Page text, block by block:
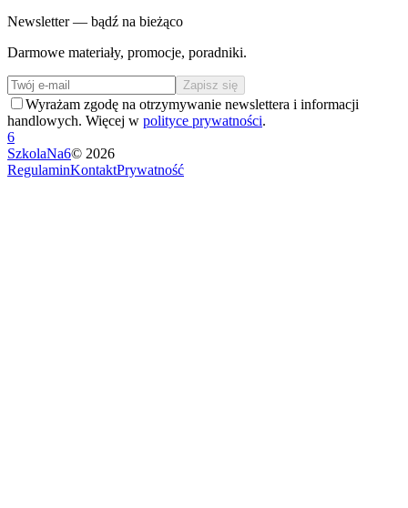
Newsletter — bądź na bieżąco
Darmowe materiały, promocje, poradniki.
Zapisz się
Wyrażam zgodę na otrzymywanie newslettera i informacji
handlowych. Więcej w polityce prywatności.
6
SzkolaNa6© 2026
RegulaminKontaktPrywatność